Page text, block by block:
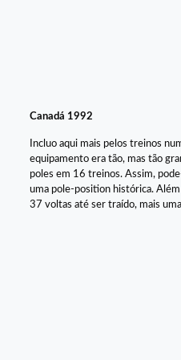
Canadá 1992
Incluo aqui mais pelos treinos
equipamento era tão, mas tão
poles em 16 treinos. Assim,
uma pole-position histórica.
37 voltas até ser traído, mais